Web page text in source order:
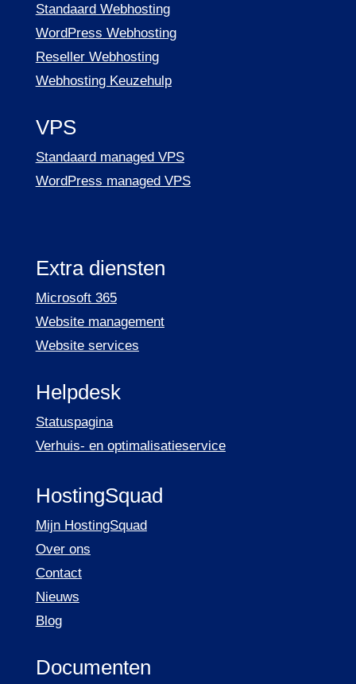
Standaard Webhosting
WordPress Webhosting
Reseller Webhosting
Webhosting Keuzehulp
VPS
Standaard managed VPS
WordPress managed VPS
Extra diensten
Microsoft 365
Website management
Website services
Helpdesk
Statuspagina
Verhuis- en optimalisatieservice
HostingSquad
Mijn HostingSquad
Over ons
Contact
Nieuws
Blog
Documenten